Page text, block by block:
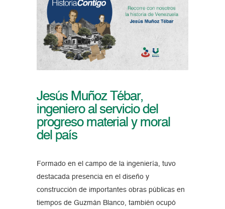
Jesús Muñoz Tébar,
ingeniero al servicio del
progreso material y moral
del país
Formado en el campo de la ingeniería, tuvo
destacada presencia en el diseño y
construcción de importantes obras públicas en
tiempos de Guzmán Blanco, también ocupó